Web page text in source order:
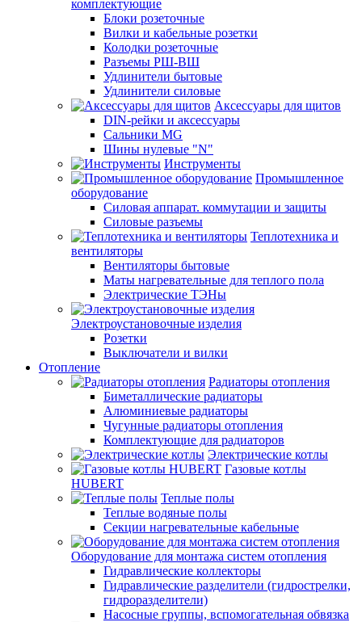
комплектующие
Блоки розеточные
Вилки и кабельные розетки
Колодки розеточные
Разъемы РШ-ВШ
Удлинители бытовые
Удлинители силовые
Аксессуары для щитов
DIN-рейки и аксессуары
Сальники MG
Шины нулевые "N"
Инструменты
Промышленное
оборудование
Силовая аппарат. коммутации и защиты
Силовые разъемы
Теплотехника и
вентиляторы
Вентиляторы бытовые
Маты нагревательные для теплого пола
Электрические ТЭНы
Электроустановочные изделия
Розетки
Выключатели и вилки
Отопление
Радиаторы отопления
Биметаллические радиаторы
Алюминиевые радиаторы
Чугунные радиаторы отопления
Комплектующие для радиаторов
Электрические котлы
Газовые котлы
HUBERT
Теплые полы
Теплые водяные полы
Секции нагревательные кабельные
Оборудование для монтажа систем отопления
Гидравлические коллекторы
Гидравлические разделители (гидрострелки,
гидроразделители)
Насосные группы, вспомогательная обвязка